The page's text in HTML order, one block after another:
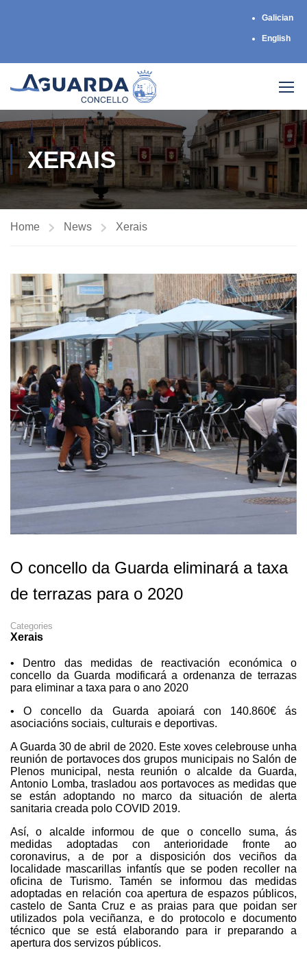
Galician
English
XERAIS
Home News Xerais
O concello da Guarda eliminará a taxa
de terrazas para o 2020
Categories
Xerais
• Dentro das medidas de reactivación económica o
concello da Guarda modificará a ordenanza de terrazas
para eliminar a taxa para o ano 2020
• O concello da Guarda apoiará con 140.860€ ás
asociacións sociais, culturais e deportivas.
A Guarda 30 de abril de 2020. Este xoves celebrouse unha
reunión de portavoces dos grupos municipais no Salón de
Plenos municipal, nesta reunión o alcalde da Guarda,
Antonio Lomba, trasladou aos portavoces as medidas que
se están adoptando no marco da situación de alerta
sanitaria creada polo COVID 2019.
Así, o alcalde informou de que o concello suma, ás
medidas adoptadas con anterioridade fronte ao
coronavirus, a de por a disposición dos veciños da
localidade mascarillas infantís que se poden recoller na
oficina de Turismo. Tamén se informou das medidas
adoptadas en relación coa apertura de espazos públicos,
castelo de Santa Cruz e as praias para que poidan ser
utilizados pola veciñanza, e do protocolo e documento
técnico que se está elaborando para ir preparando a
apertura dos servizos públicos.